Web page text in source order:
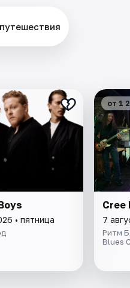
• пятница
от 1
Cree
7
Ритм
Blues